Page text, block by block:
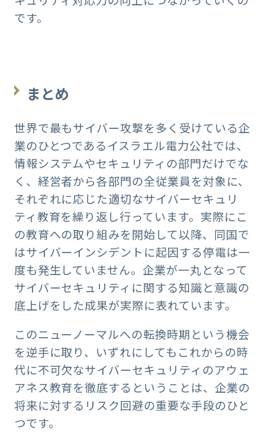
です。
まとめ
世界で最もサイバー攻撃を多く受けている企
業のひとつであるイスラエル電力公社では、
情報システムやセキュリティの部門だけでな
く、経営者から各部門の全従業員を対象に、
それぞれに応じた適切なサイバーセキュリ
ティ教育を繰り返し行っています。実際にこ
の教育への取り組みを開始して以降、同国で
はサイバーインシデントに起因する停電は一
度も発生していません。企業が一丸となって
サイバーセキュリティに関する知識と意識の
底上げをした成果が実際に表れています。
このニューノーマルへの転換時期という機会
を逆手に取り、いずれにしてもこれからの時
代に不可欠なサイバーセキュリティのアウェ
アネス教育を徹底するということは、企業の
将来に対するリスク回避の重要な手段のひと
つです。